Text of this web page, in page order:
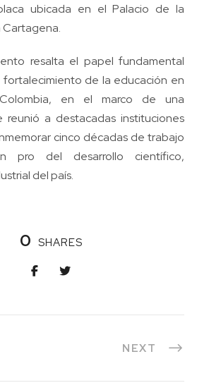
ubicada en el Palacio de la
Cartagena.
resalta el papel fundamental
fortalecimiento de la educación en
en el marco de una
reunió a destacadas instituciones
cinco décadas de trabajo
pro del desarrollo científico,
del país.
0 SHARES
NEXT